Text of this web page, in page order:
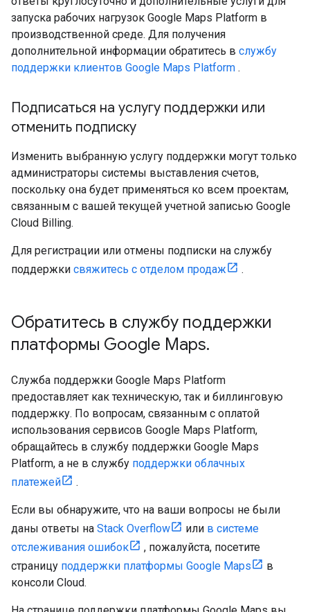
запуска рабочих нагрузок Google Maps Platform в
производственной среде. Для получения
дополнительной информации обратитесь в службу
поддержки клиентов Google Maps Platform .
Подписаться на услугу поддержки или
отменить подписку
Изменить выбранную услугу поддержки могут только
администраторы системы выставления счетов,
поскольку она будет применяться ко всем проектам,
связанным с вашей текущей учетной записью Google
Cloud Billing.
Для регистрации или отмены подписки на службу
поддержки свяжитесь с отделом продаж .
Обратитесь в службу поддержки
платформы Google Maps.
Служба поддержки Google Maps Platform
предоставляет как техническую, так и биллинговую
поддержку. По вопросам, связанным с оплатой
использования сервисов Google Maps Platform,
обращайтесь в службу поддержки Google Maps
Platform, а не в службу поддержки облачных
платежей
.
Если вы обнаружите, что на ваши вопросы не были
даны ответы на Stack Overflow или в системе
отслеживания ошибок
, пожалуйста, посетите
страницу поддержки платформы Google Maps
в
консоли Cloud.